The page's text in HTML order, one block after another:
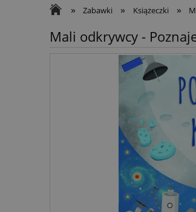
» Zabawki » Książeczki »
Mali odkrywcy -